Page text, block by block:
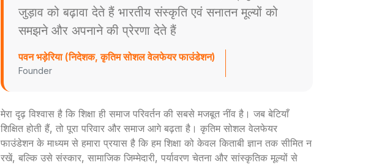
जुड़ाव को बढ़ावा देते हैं भारतीय संस्कृति एवं सनातन मूल्यों को
समझने और अपनाने की प्रेरणा देते हैं
पवन भड़ेरिया (निदेशक, कृतिम सोशल वेलफेयर फाउंडेशन)
Founder
मेरा दृढ़ विश्वास है कि शिक्षा ही समाज परिवर्तन की सबसे मजबूत नींव है। जब बेटियाँ
शिक्षित होती हैं, तो पूरा परिवार और समाज आगे बढ़ता है। कृतिम सोशल वेलफेयर
फाउंडेशन के माध्यम से हमारा प्रयास है कि हम शिक्षा को केवल किताबी ज्ञान तक सीमित न
रखें, बल्कि उसे संस्कार, सामाजिक जिम्मेदारी, पर्यावरण चेतना और सांस्कृतिक मूल्यों से